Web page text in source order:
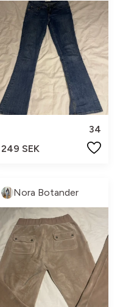
34
249 SEK
Nora Botander